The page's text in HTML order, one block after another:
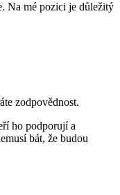
Na mé pozici je důležitý
zodpovědnost.
ho podporují a
bát, že budou